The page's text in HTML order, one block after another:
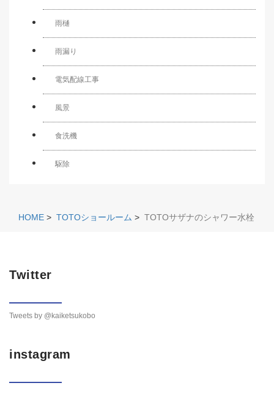
雨樋
雨漏り
電気配線工事
風景
食洗機
駆除
HOME > TOTOショールーム > TOTOサザナのシャワー水栓
Twitter
Tweets by @kaiketsukobo
instagram